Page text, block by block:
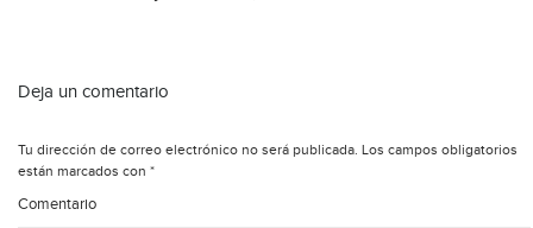
Deja un comentario
Tu dirección de correo electrónico no será publicada. Los campos obligatorios
están marcados con *
Comentario